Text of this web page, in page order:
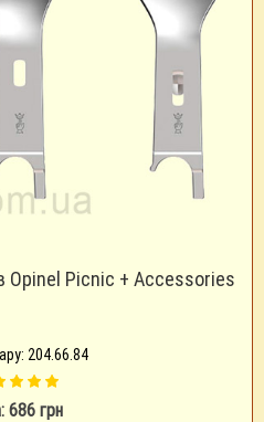
Opinel Picnic + Accessories
204.66.84
686 грн